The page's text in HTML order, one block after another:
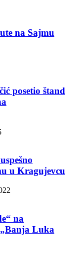
na Sajmu
posetio štand
u Kragujevcu
na
Luka